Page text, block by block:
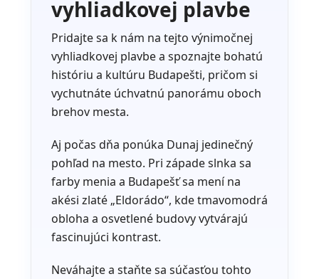
vyhliadkovej plavbe
Pridajte sa k nám na tejto výnimočnej
vyhliadkovej plavbe a spoznajte bohatú
históriu a kultúru Budapešti, pričom si
vychutnáte úchvatnú panorámu oboch
brehov mesta.
Aj počas dňa ponúka Dunaj jedinečný
pohľad na mesto. Pri západe slnka sa
farby menia a Budapešť sa mení na
akési zlaté „Eldorádo“, kde tmavomodrá
obloha a osvetlené budovy vytvárajú
fascinujúci kontrast.
Neváhajte a staňte sa súčasťou tohto